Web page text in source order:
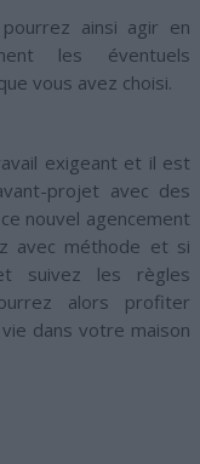
ainsi agir en
les éventuels
vous avez choisi.
exigeant et il est
projet avec des
nouvel agencement
avec méthode et si
suivez les règles
alors profiter
dans votre maison